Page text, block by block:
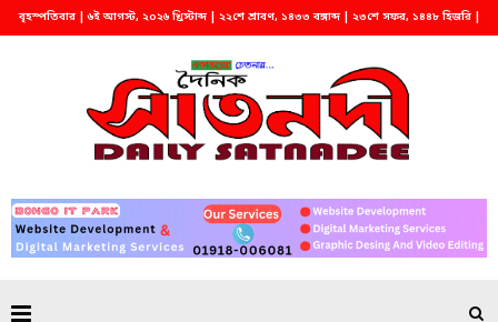
বৃহস্পতিবার | ৬ই আগস্ট, ২০২৬ খ্রিস্টাব্দ | ২২শে শ্রাবণ, ১৪৩৩ বঙ্গাব্দ | ২৩শে সফর, ১৪৪৮ হিজরি |